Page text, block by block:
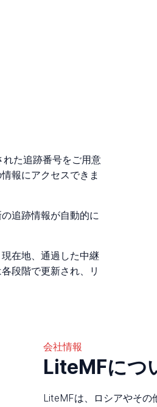
た追跡番号をご用意
報にアクセスできま
追跡情報が自動的に
在地、通過した中継
段階で更新され、リ
会社情報
LiteMFにつ
LiteMFは、ロシアやその